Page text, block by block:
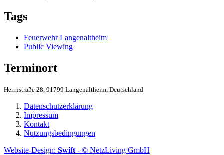
Tags
Feuerwehr Langenaltheim
Public Viewing
Terminort
Herrnstraße 28, 91799 Langenaltheim, Deutschland
Datenschutzerklärung
Impressum
Kontakt
Nutzungsbedingungen
Website-Design: Swift - © NetzLiving GmbH